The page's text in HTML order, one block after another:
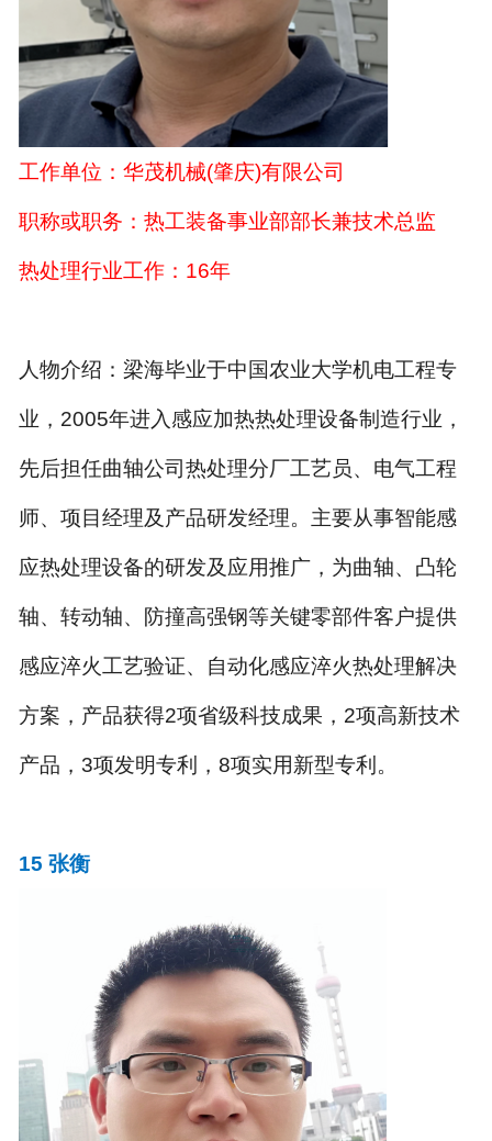
工作单位：华茂机械(肇庆)有限公司
职称或职务：热工装备事业部部长兼技术总监
热处理行业工作： 16年
人物介绍：梁海毕业于中国农业大学机电工程专
业， 2005年进入感应加热热处理设备制造行业，
先后担任曲轴公司热处理分厂工艺员、电气工程
师、项目经理及产品研发经理。主要从事智能感
应热处理设备的研发及应用推广，为曲轴、凸轮
轴、转动轴、防撞高强钢等关键零部件客户提供
感应淬火工艺验证、自动化感应淬火热处理解决
方案，产品获得2项省级科技成果， 2项高新技术
产品， 3项发明专利， 8项实用新型专利。
15 张衡